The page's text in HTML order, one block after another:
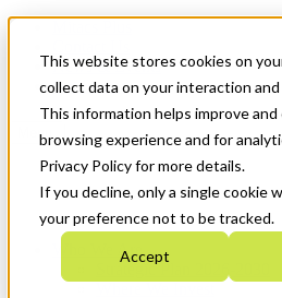
This website stores cookies on
collect data on your interaction
This information helps improve
browsing experience and for
Privacy Policy for more details.
If you decline, only a single cookie
your preference not to be tracked.
Accept
News & Events
Get Started
Menu
Who We Are
Strategic Plan 2026-2030